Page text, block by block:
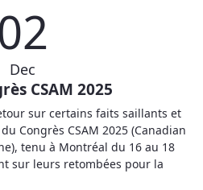
Dec
CSAM 2025
sur certains faits saillants et
Congrès CSAM 2025 (Canadian
tenu à Montréal du 16 au 18
sur leurs retombées pour la